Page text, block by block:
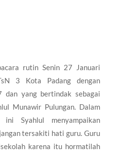
rutin Senin 27 Januari
3 Kota Padang dengan
dan yang bertindak sebagai
Munawir Pulungan. Dalam
ini Syahlul menyampaikan
tersakiti hati guru. Guru
karena itu hormatilah